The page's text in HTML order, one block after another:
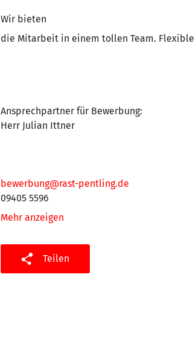
Wir bieten
die Mitarbeit in einem tollen Team.
Ansprechpartner für Bewerbung:
Herr Julian Ittner
bewerbung@rast-pentling.de
09405 5596
Mehr anzeigen
Teilen